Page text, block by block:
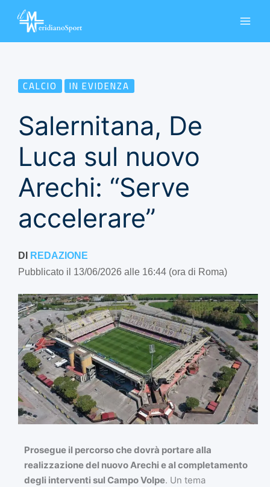
CALCIO IN EVIDENZA
Salernitana, De
Luca sul nuovo
Arechi: “Serve
accelerare”
DI REDAZIONE
Pubblicato il 13/06/2026 alle 16:44 (ora di Roma)
Prosegue il percorso che dovrà portare alla
realizzazione del nuovo Arechi e al completamento
degli interventi sul Campo Volpe. Un tema